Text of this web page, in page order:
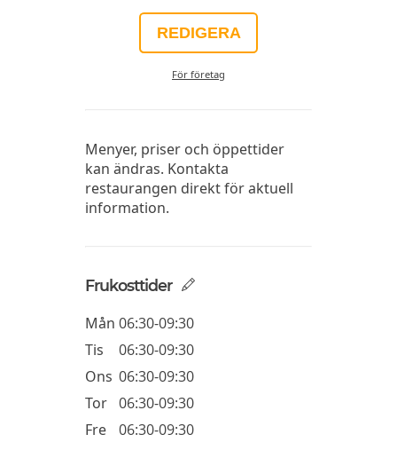
REDIGERA
För företag
Menyer, priser och öppettider
kan ändras. Kontakta
restaurangen direkt för aktuell
information.
Frukosttider
Mån 06:30-09:30
Tis
06:30-09:30
Ons 06:30-09:30
Tor 06:30-09:30
Fre
06:30-09:30